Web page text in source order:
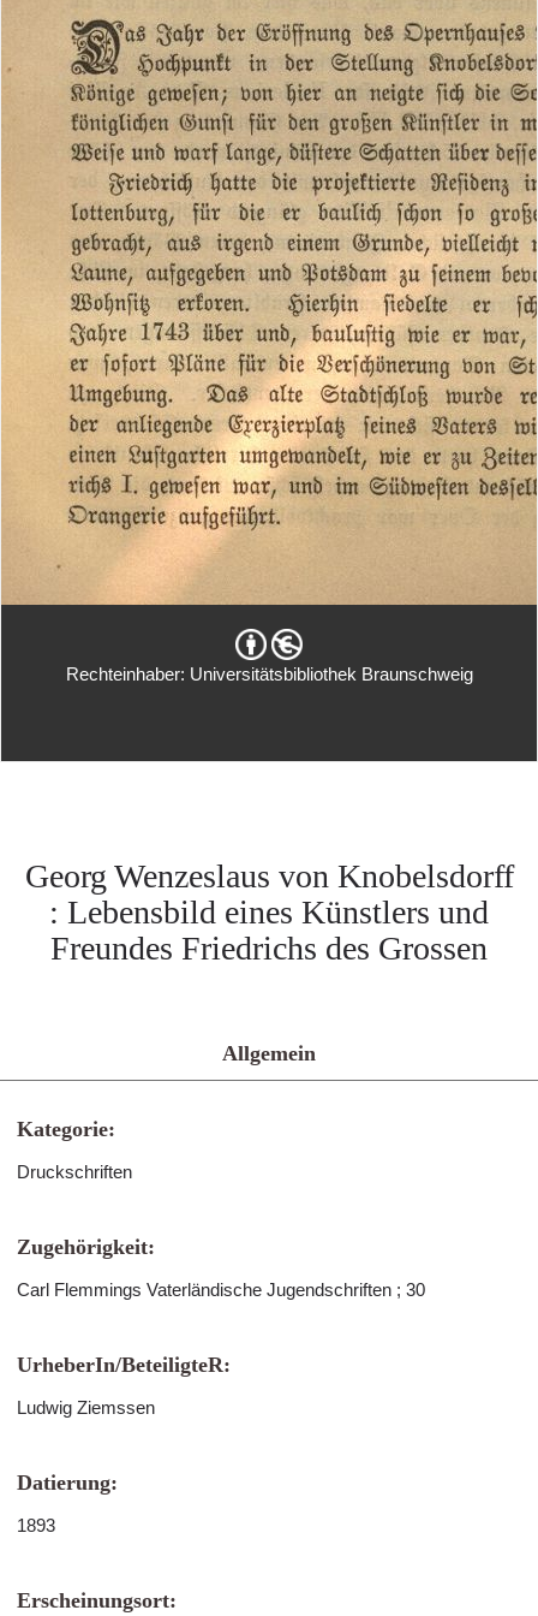
Rechteinhaber: Universitätsbibliothek Braunschweig
Georg Wenzeslaus von Knobelsdorff
: Lebensbild eines Künstlers und
Freundes Friedrichs des Grossen
Allgemein
Kategorie:
Druckschriften
Zugehörigkeit:
Carl Flemmings Vaterländische Jugendschriften ; 30
UrheberIn/BeteiligteR:
Ludwig Ziemssen
Datierung:
1893
Erscheinungsort: